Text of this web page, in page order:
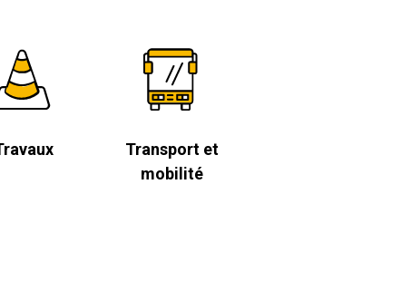
Transport et
mobilité